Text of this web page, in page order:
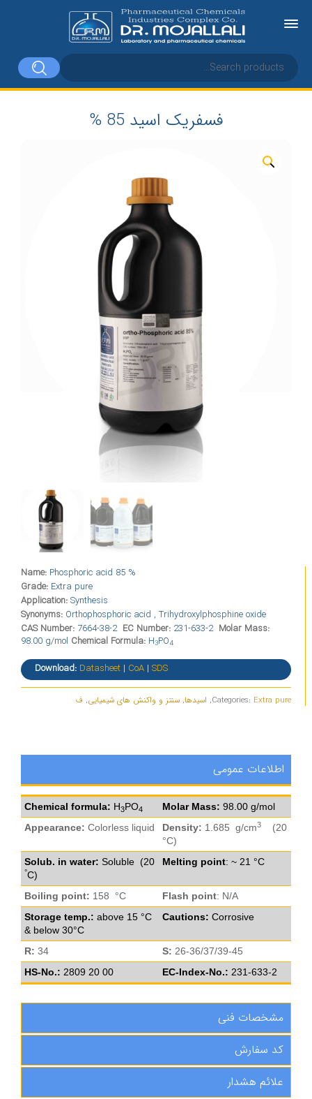
فسفریک اسید 85 %
Name: Phosphoric acid 85 %
Grade: Extra pure
Application:Synthesis
Synonyms: Orthophosphoric acid , Trihydroxylphosphine oxide
CAS Number: 7664-38-2 EC Number: 231-633-2 Molar Mass:
98.00 g/mol Chemical Formula: H3PO4
Download: Datasheet | CoA | SDS
Categories: Extra pure
, اسیدها, سنتز و واکنش های شیمیایی, ف
اطلاعات عمومی
Chemical formula: H3PO4 Molar Mass: 98.00 g/mol
Appearance: Colorless liquid Density: 1.685 g/cm3
(20
°C)
Solub. in water: Soluble (20
°C)
Melting point: ~ 21 °C
Boiling point: 158 °C Flash point: N/A
Storage temp.: above 15 °C
& below 30°C
Cautions: Corrosive
R: 34 S: 26-36/37/39-45
HS-No.: 2809 20 00 EC-Index-No.: 231-633-2
مشخصات فنی
کد سفارش
علائم هشدار